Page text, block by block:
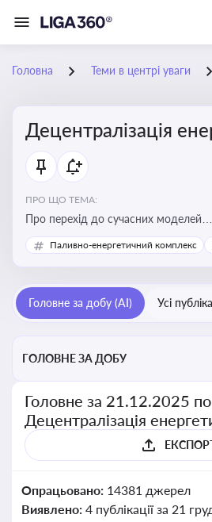
Головна Теми в центрі уваги
Децентралізація
ПРО ЩО ТЕМА:
Про перехід до сучасних моделей
енергозабезпечення, де виробництво
здійснюється ближче до
втрат при транспортуванні енергії
розвитку відновлюваних джерел
Паливно-енергетичний комплекс
Головне за добу (AI) Усі
ГОЛОВНЕ ЗА ДОБУ
Головне за 21.12.2025 по
Децентралізація
Опрацьовано: 14381 джерел
Виявлено: 4 публікації за 21